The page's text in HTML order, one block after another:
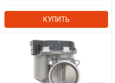
КУПИТЬ